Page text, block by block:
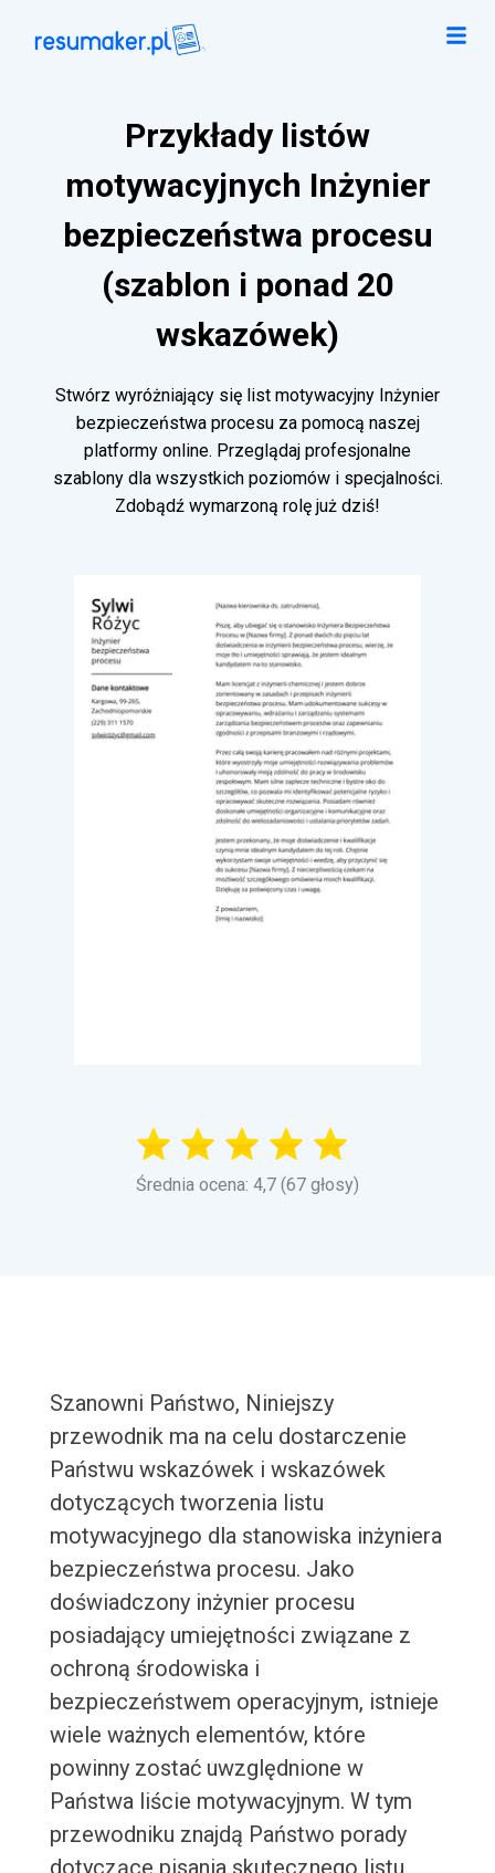
Przykłady listów
motywacyjnych Inżynier
bezpieczeństwa procesu
(szablon i ponad 20
wskazówek)
Stwórz wyróżniający się list motywacyjny Inżynier
bezpieczeństwa procesu za pomocą naszej
platformy online. Przeglądaj profesjonalne
szablony dla wszystkich poziomów i specjalności.
Zdobądź wymarzoną rolę już dziś!
Średnia ocena: 4,7 (67 głosy)
Szanowni Państwo, Niniejszy
przewodnik ma na celu dostarczenie
Państwu wskazówek i wskazówek
dotyczących tworzenia listu
motywacyjnego dla stanowiska inżyniera
bezpieczeństwa procesu. Jako
doświadczony inżynier procesu
posiadający umiejętności związane z
ochroną środowiska i
bezpieczeństwem operacyjnym, istnieje
wiele ważnych elementów, które
powinny zostać uwzględnione w
Państwa liście motywacyjnym. W tym
przewodniku znajdą Państwo porady
dotyczące pisania skutecznego listu